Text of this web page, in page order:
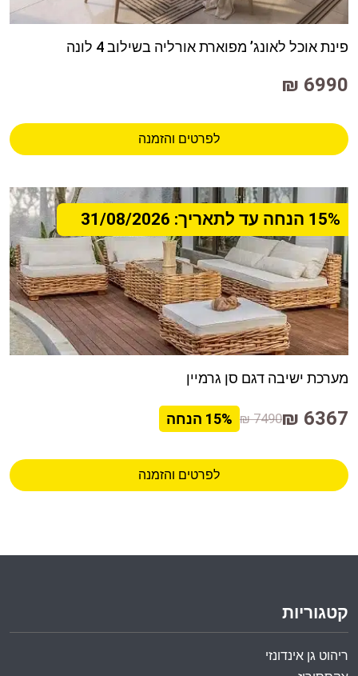
פינת אוכל לאונג’ מפוארת אורליה בשילוב 4 לונה
6990 ₪
לפרטים והזמנה
15% הנחה עד לתאריך: 31/08/2026
מערכת ישיבה דגם סן גרמיין
6367 ₪
7490 ₪
15% הנחה
לפרטים והזמנה
קטגוריות
ריהוט גן אינדונזי